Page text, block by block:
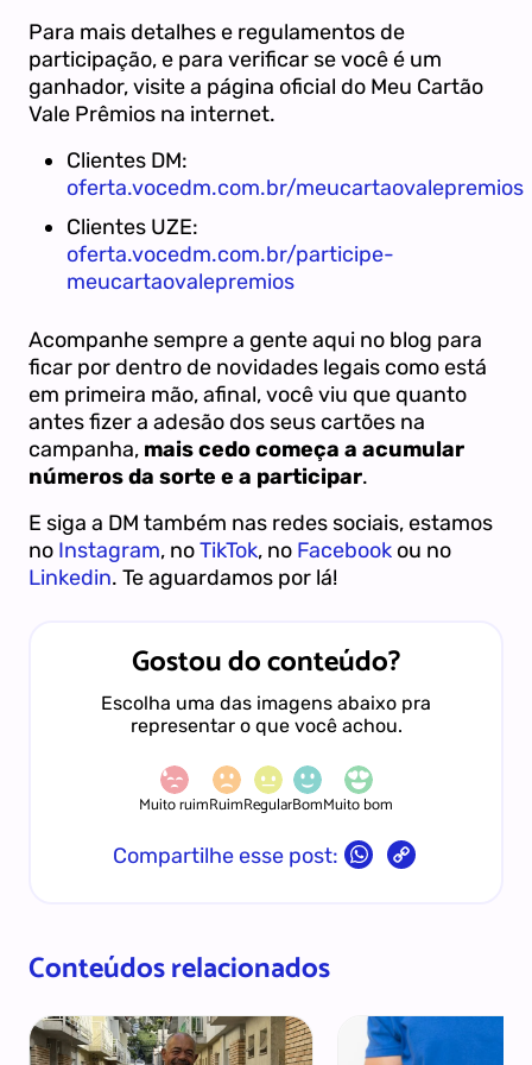
Para mais detalhes e regulamentos de
participação, e para verificar se você é um
ganhador, visite a página oficial do Meu Cartão
Vale Prêmios na internet.
Clientes DM:
oferta.vocedm.com.br/meucartaovalepremios
Clientes UZE:
oferta.vocedm.com.br/participe-
meucartaovalepremios
Acompanhe sempre a gente aqui no blog para
ficar por dentro de novidades legais como está
em primeira mão, afinal, você viu que quanto
antes fizer a adesão dos seus cartões na
campanha, mais cedo começa a acumular
números da sorte e a participar.
E siga a DM também nas redes sociais, estamos
no Instagram, noTikTok, no Facebook ou no
Linkedin. Te aguardamos por lá!
Gostou do conteúdo?
Escolha uma das imagens abaixo pra
representar o que você achou.
Muito ruimRuimRegularBomMuito bom
Compartilhe esse post:
Conteúdos relacionados